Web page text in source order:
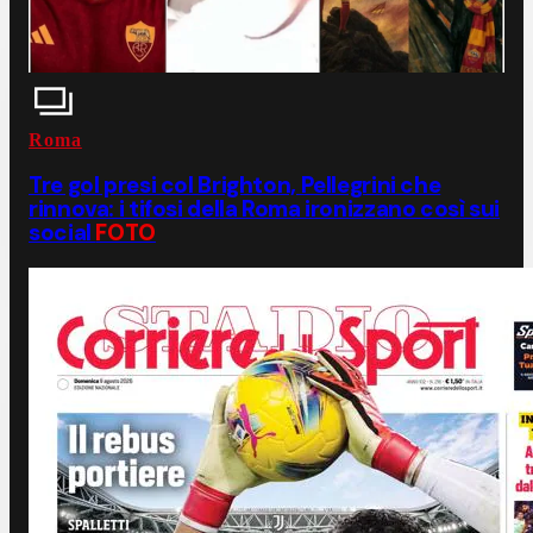
Roma
Tre gol presi col Brighton, Pellegrini che
rinnova: i tifosi della Roma ironizzano così sui
social FOTO